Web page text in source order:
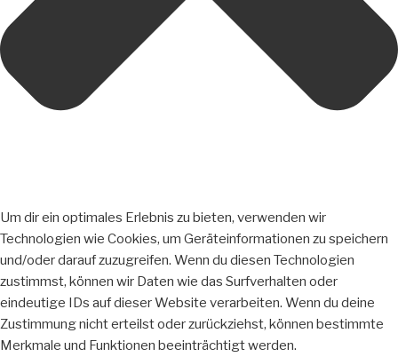
Um dir ein optimales Erlebnis zu bieten, verwenden wir
Technologien wie Cookies, um Geräteinformationen zu speichern
und/oder darauf zuzugreifen. Wenn du diesen Technologien
zustimmst, können wir Daten wie das Surfverhalten oder
eindeutige IDs auf dieser Website verarbeiten. Wenn du deine
Zustimmung nicht erteilst oder zurückziehst, können bestimmte
Merkmale und Funktionen beeinträchtigt werden.